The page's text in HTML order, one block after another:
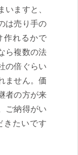
いますと、
は売り手の
作れるかで
ら複数の法
の倍ぐらい
ません。価
者の方が来
ご納得がい
きたいです